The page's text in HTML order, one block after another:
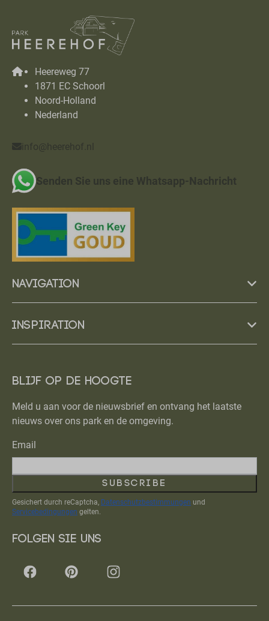
Heereweg 77
1871 EC Schoorl
Noord-Holland
Nederland
info@heerehof.nl
Senden Sie uns eine Whatsapp-Nachricht
Navigation
Inspiration
Blijf op de hoogte
Meld u aan voor de nieuwsbrief en ontvang het laatste
nieuws over ons park en de omgeving.
Email
Subscribe
Gesichert durch reCaptcha, Datenschutzbestimmungen und
Servicebedingungen gelten.
Folgen Sie uns